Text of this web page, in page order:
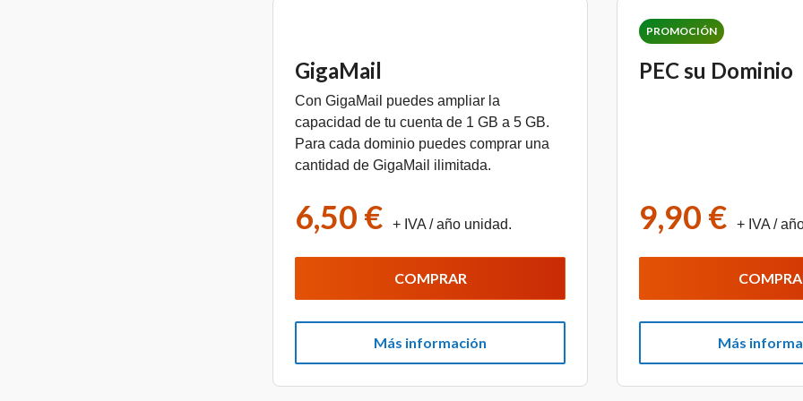
GigaMail
Con GigaMail puedes ampliar la
capacidad de tu cuenta de 1 GB a 5 GB.
Para cada dominio puedes comprar una
cantidad de GigaMail ilimitada.
6,50 € + IVA / año unidad.
COMPRAR
Más información
PROMOCIÓN
PEC su Dominio
9,90 € + IVA /
Más